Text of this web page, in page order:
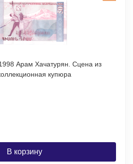
Арам Хачатурян. Сцена из
купюра
В корзину